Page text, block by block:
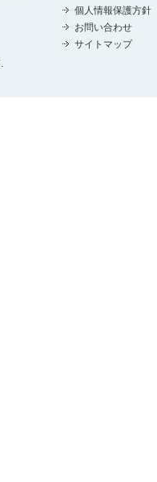
個人情報保護方針
お問い合わせ
サイトマップ